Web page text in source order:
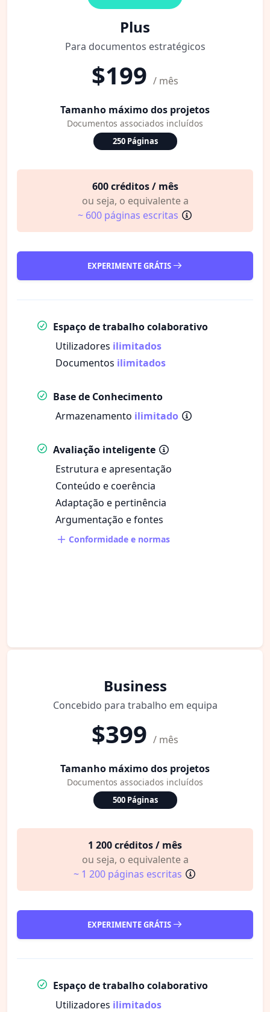
Plus
Para documentos estratégicos
$199 / mês
Tamanho máximo dos projetos
Documentos associados incluídos
250 Páginas
600 créditos / mês
ou seja, o equivalente a
~ 600 páginas escritas
EXPERIMENTE GRÁTIS
Espaço de trabalho colaborativo
Utilizadores ilimitados
Documentos ilimitados
Base de Conhecimento
Armazenamento ilimitado
Avaliação inteligente
Estrutura e apresentação
Conteúdo e coerência
Adaptação e pertinência
Argumentação e fontes
Conformidade e normas
Business
Concebido para trabalho em equipa
$399 / mês
Tamanho máximo dos projetos
Documentos associados incluídos
500 Páginas
1 200 créditos / mês
ou seja, o equivalente a
~ 1 200 páginas escritas
EXPERIMENTE GRÁTIS
Espaço de trabalho colaborativo
Utilizadores ilimitados